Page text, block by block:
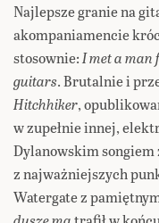
Najlepsze granie na
akompaniamencie
stosownie:I met a man
guitars. Brutalnie i
Hitchhiker,
w zupełnie innej,
Dylanowskim
z najważniejszych
Watergate z